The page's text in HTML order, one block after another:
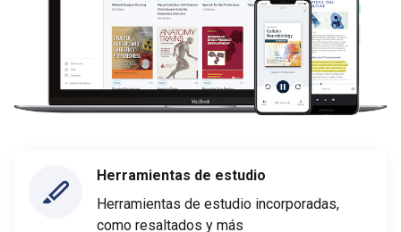
Herramientas de estudio
Herramientas de estudio incorporadas,
como resaltados y más